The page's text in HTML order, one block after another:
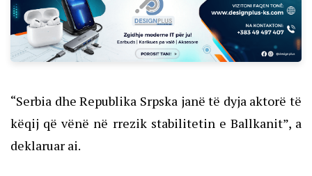
“Serbia dhe Republika Srpska janë të dyja aktorë të
këqij që vënë në rrezik stabilitetin e Ballkanit”, a
deklaruar ai.